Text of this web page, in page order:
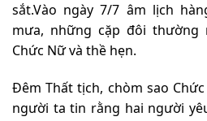
sắt.Vào ngày 7/7 âm lịch
mưa, những cặp đôi thường
Chức Nữ và thề hẹn.
Đêm Thất tịch, chòm sao
người ta tin rằng hai người